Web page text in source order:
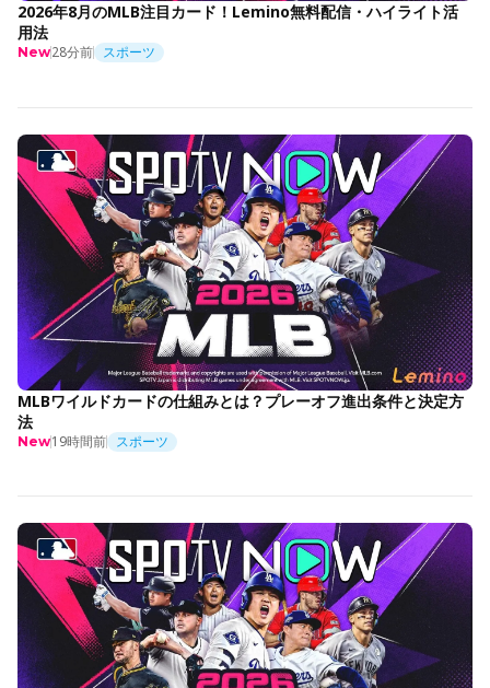
2026年8月のMLB注目カード！Lemino無料配信・ハイライト活
用法
New28分前 スポーツ
MLBワイルドカードの仕組みとは？プレーオフ進出条件と決定方
法
New19時間前 スポーツ